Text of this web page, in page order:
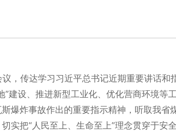
传达学习习近平总书记近期重要讲话和
建设、推进新型工业化、优化营商环境等工
炸事故作出的重要指示精神，听取我省
实把“人民至上、生命至上”理念贯穿于安